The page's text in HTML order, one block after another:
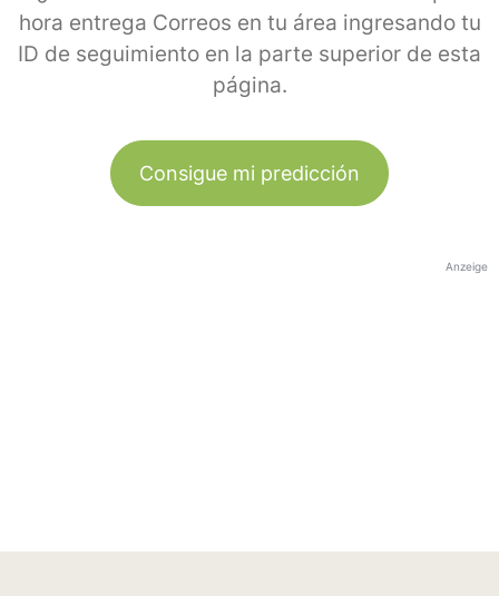
hora entrega Correos en tu área ingresando tu
ID de seguimiento en la parte superior de esta
página.
Consigue mi predicción
Anzeige